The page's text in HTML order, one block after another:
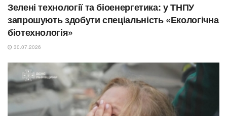
Зелені технології та біоенергетика: у ТНПУ
запрошують здобути спеціальність «Екологічна
біотехнологія»
30.07.2026